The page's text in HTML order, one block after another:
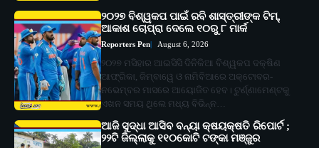
୨୦୨୭ ବିଶ୍ୱକପ ପାଇଁ ରବି ଶାସ୍ତ୍ରୀଙ୍କ ଟିମ୍,
ଆକାଶ ଚୋପ୍ରା ଦେଲେ ୧୦ରୁ ୮ ମାର୍କ
Reporters Pen August 6, 2026
୨୦୨୭ ମସିହାର ଆଇସିସି ଦିନିକିଆ ବିଶ୍ୱକପ ଦକ୍ଷିଣ
ଆଫ୍ରିକା, ଜିମ୍ବାୱେ ଓ ନାମିବିଆରେ ଅକ୍ଟୋବର-
ନଭେମ୍ବର ମାସରେ ଆୟୋଜିତ ହେବ। ଟୁର୍ଣ୍ଣାମେଣ୍ଟକୁ
ଏଖନ ସମୟ ଥିଲେ ମଧ୍ୟ ବିଭିନ୍ନ…
ଆଜି ସୁଦ୍ଧା ଆସିବ ବନ୍ୟା କ୍ଷୟକ୍ଷତି ରିପୋର୍ଟ ;
୨୨ଟି ଜିଲ୍ଲାକୁ ୧୧୦କୋଟି ଟଙ୍କା ମଞ୍ଜୁର